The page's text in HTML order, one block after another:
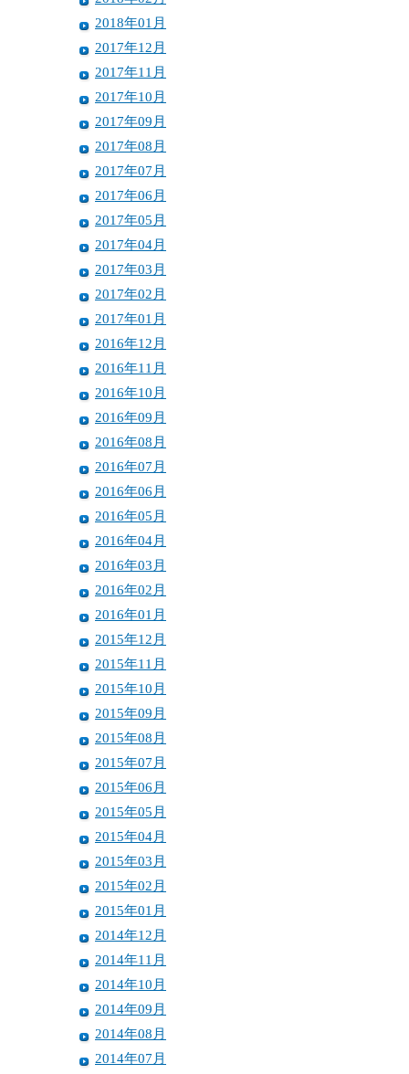
2018年01月
2017年12月
2017年11月
2017年10月
2017年09月
2017年08月
2017年07月
2017年06月
2017年05月
2017年04月
2017年03月
2017年02月
2017年01月
2016年12月
2016年11月
2016年10月
2016年09月
2016年08月
2016年07月
2016年06月
2016年05月
2016年04月
2016年03月
2016年02月
2016年01月
2015年12月
2015年11月
2015年10月
2015年09月
2015年08月
2015年07月
2015年06月
2015年05月
2015年04月
2015年03月
2015年02月
2015年01月
2014年12月
2014年11月
2014年10月
2014年09月
2014年08月
2014年07月